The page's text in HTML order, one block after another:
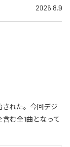
2026.8.9
された。今回デジ
含む全1曲となって